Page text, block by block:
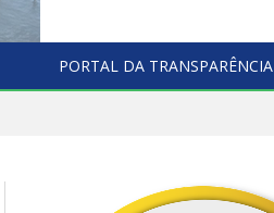
PORTAL DA TRANSPARÊNCIA